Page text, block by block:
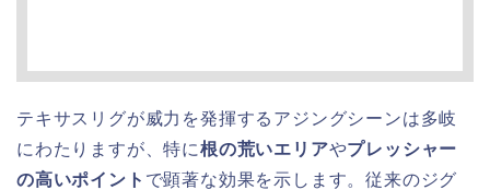
テキサスリグが威力を発揮するアジングシーンは多岐
にわたりますが、特に根の荒いエリアやプレッシャー
の高いポイント で顕著な効果を示します。従来のジグ